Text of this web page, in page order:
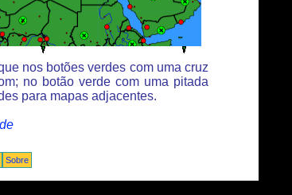
nos botões verdes com uma cruz
no botão verde com uma pitada
para mapas adjacentes.
Sobre